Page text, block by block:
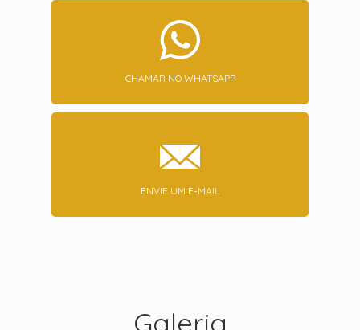
CHAMAR NO WHATSAPP
ENVIE UM E-MAIL
Galeria